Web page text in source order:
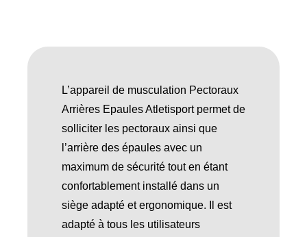
L’appareil de musculation Pectoraux
Arrières Epaules Atletisport permet de
solliciter les pectoraux ainsi que
l’arrière des épaules avec un
maximum de sécurité tout en étant
confortablement installé dans un
siège adapté et ergonomique. Il est
adapté à tous les utilisateurs